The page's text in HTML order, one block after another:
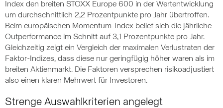
Index den breiten STOXX Europe 600 in der Wertentwicklung
um durchschnittlich 2,2 Prozentpunkte pro Jahr übertroffen.
Beim europäischen Momentum-Index belief sich die jährliche
Outperformance im Schnitt auf 3,1 Prozentpunkte pro Jahr.
Gleichzeitig zeigt ein Vergleich der maximalen Verlustraten der
Faktor-Indizes, dass diese nur geringfügig höher waren als im
breiten Aktienmarkt. Die Faktoren versprechen risikoadjustiert
also einen klaren Mehrwert für Investoren.
Strenge Auswahlkriterien angelegt